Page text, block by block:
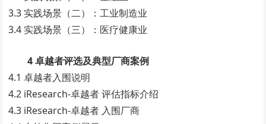
3.3 实践场景（二）：工业制造业
3.4 实践场景（三）：医疗健康业
4 卓越者评选及典型厂商案例
4.1 卓越者入围说明
4.2 iResearch-卓越者 评估指标介绍
4.3 iResearch-卓越者 入围厂商